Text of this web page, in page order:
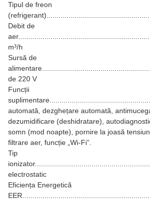
Tipul de freon
Debit de
m³/h
Sursă de
de 220 V
Funcții
automată, dezghețare automată,
dezumidificare (deshidratare),
somn (mod noapte), pornire la joasă
filtrare aer, funcție „Wi-Fi”.
Tip
electrostatic
Eficiența Energetică